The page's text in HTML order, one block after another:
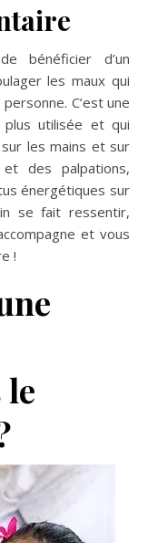
bénéficier d’un
les maux qui
C’est une
utilisée et qui
les mains et sur
des palpations,
énergétiques sur
se fait ressentir,
et vous
!